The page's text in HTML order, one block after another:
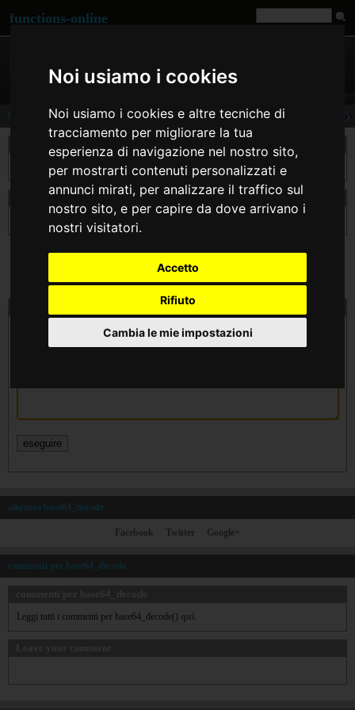
Noi usiamo i cookies
Noi usiamo i cookies e altre tecniche di
tracciamento per migliorare la tua
esperienza di navigazione nel nostro sito,
per mostrarti contenuti personalizzati e
annunci mirati, per analizzare il traffico sul
nostro sito, e per capire da dove arrivano i
nostri visitatori.
Accetto
Rifiuto
Cambia le mie impostazioni
functions-online
base64_decode
Decodes a string ($data) encoded withbase64_encode().
dichiarazione di base64_decode
base64_decode ( string $data )
aliquota base64_decode
Facebook Twitter Google+
commenti per base64_decode
Leggi tutti i commenti per base64_decode() qui.